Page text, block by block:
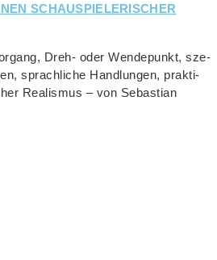
SCHAUSPIELERISCHER
Dreh- oder Wen­de­punkt, sze­
sprach­li­che Hand­lun­gen, prak­ti­
Rea­lis­mus – von Sebas­ti­an